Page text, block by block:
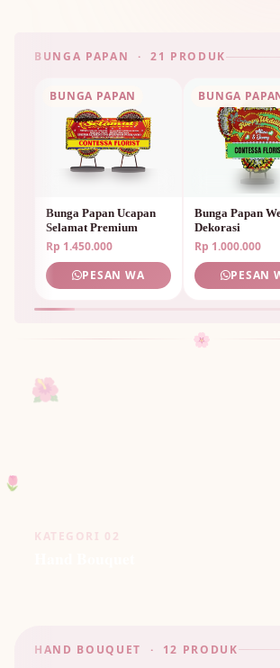
🌷
BUNGA PAPAN · 21 PRODUK
BUNGA PAPAN
Bunga Papan Ucapan
Selamat Premium
Rp 1.450.000
PESAN WA
BUNGA
Bunga Papan
Dekorasi
Rp 1.000.000
PESAN
🌸
🌺
KATEGORI 02
HAND BOUQUET · 12 PRODUK